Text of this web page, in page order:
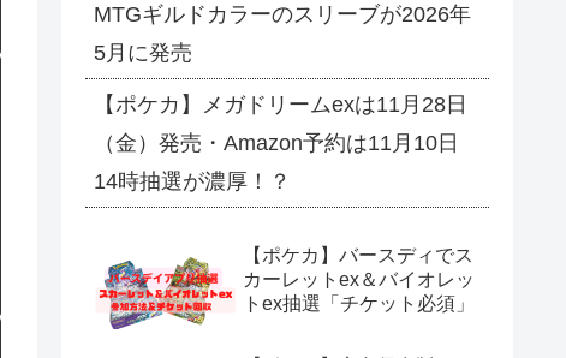
MTGギルドカラーのスリーブが2026年
5月に発売
【ポケカ】メガドリームexは11月28日
（金）発売・Amazon予約は11月10日
14時抽選が濃厚！？
【ポケカ】バースディでス
カーレットex＆バイオレッ
トex抽選「チケット必須」